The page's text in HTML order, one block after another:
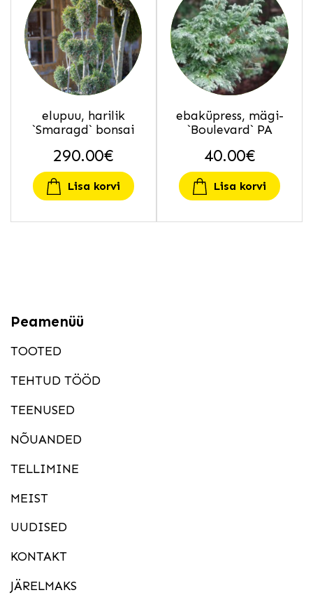
elupuu, harilik
`Smaragd` bonsai
290.00€
Lisa korvi
ebaküpress, mägi-
`Boulevard` PA
40.00€
Lisa korvi
Peamenüü
TOOTED
TEHTUD TÖÖD
TEENUSED
NÕUANDED
TELLIMINE
MEIST
UUDISED
KONTAKT
JÄRELMAKS